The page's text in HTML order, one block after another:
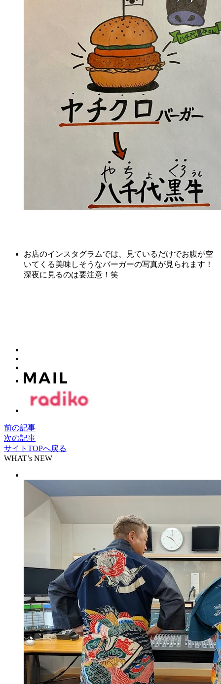
お店のインスタグラムでは、見ているだけでお腹が空
いてくる美味しそうなバーガーの写真が見られます！
深夜に見るのは要注意！笑
前の記事
次の記事
サイトTOPへ戻る
WHAT’s NEW